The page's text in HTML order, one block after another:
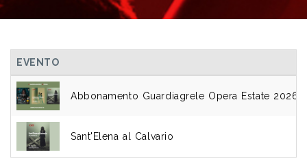
TUTTI GLI EVENTI
EVENTO
Abbonamento Guardiagrele Opera Estate 2026
Sant'Elena al Calvario